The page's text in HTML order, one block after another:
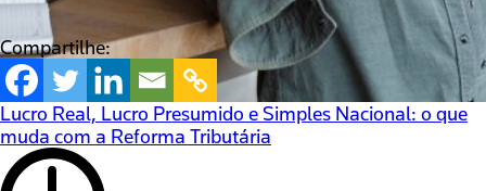
Compartilhe:
Lucro Real, Lucro Presumido e Simples Nacional: o que
muda com a Reforma Tributária